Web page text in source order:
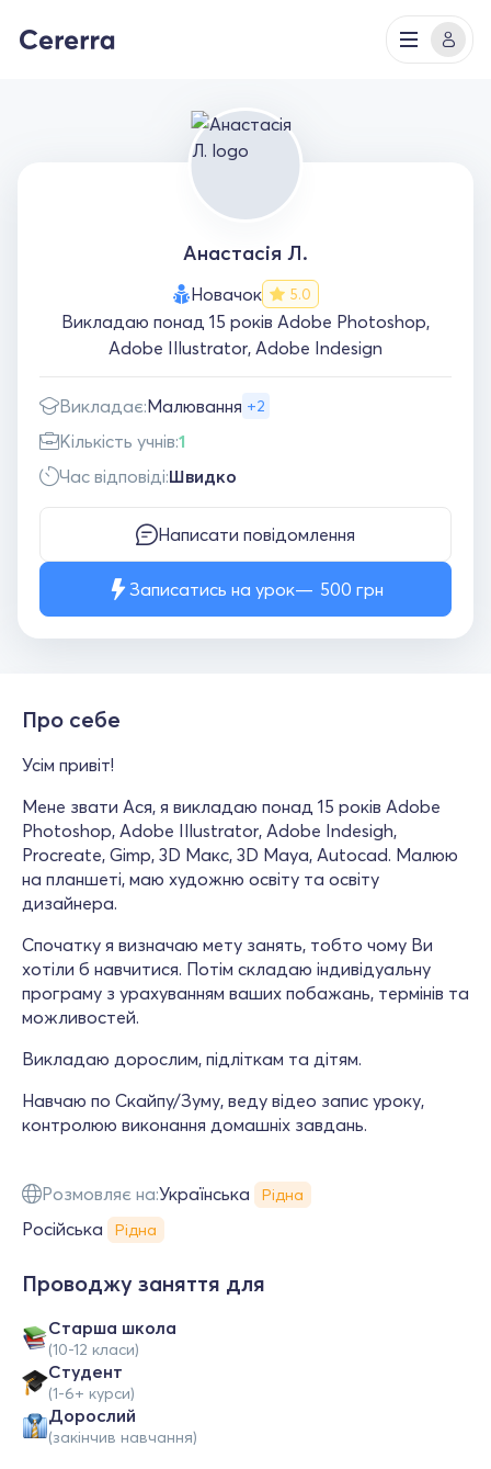
Анастасія Л.
Новачок 5.0
Викладаю понад 15 років Adobe Photoshop,
Adobe Illustrator, Adobe Indesign
Викладає:Малювання +2
Кількість учнів:1
Час відповіді:Швидко
Написати повідомлення
Записатись на урок 500 грн
Про себе
Усім привіт!
Мене звати Ася, я викладаю понад 15 років Adobe
Photoshop, Adobe Illustrator, Adobe Indesigh,
Procreate, Gimp, 3D Макс, 3D Maya, Autocad. Малюю
на планшеті, маю художню освіту та освіту
дизайнера.
Спочатку я визначаю мету занять, тобто чому Ви
хотіли б навчитися. Потім складаю індивідуальну
програму з урахуванням ваших побажань, термінів та
можливостей.
Викладаю дорослим, підліткам та дітям.
Навчаю по Скайпу/Зуму, веду відео запис уроку,
контролюю виконання домашніх завдань.
Розмовляє на:Українська Рідна
Російська Рідна
Проводжу заняття для
Старша школа
(10-12 класи)
Студент
(1-6+ курси)
Дорослий
(закінчив навчання)